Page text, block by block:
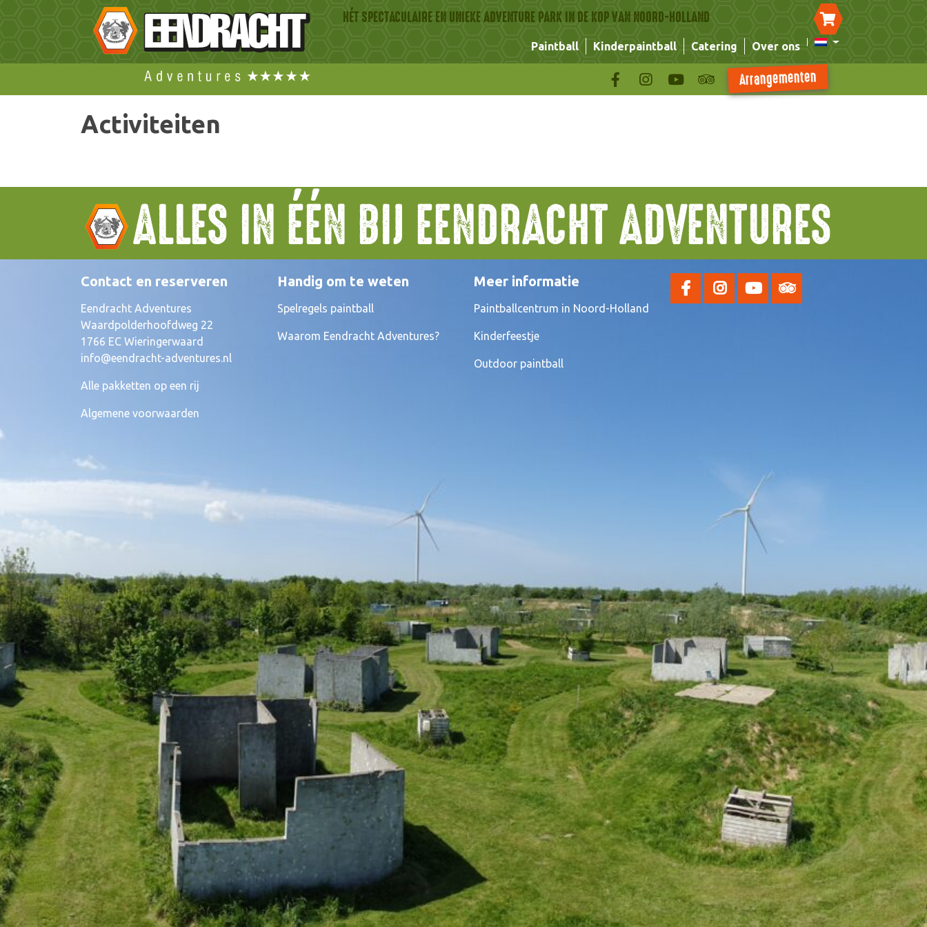
HÉT SPECTACULAIRE EN UNIEKE ADVENTURE PARK IN DE KOP VAN NOORD-HOLLAND
Paintball Kinderpaintball Catering Over ons
Arrangementen
Activiteiten
ALLES IN ÉÉN BIJ EENDRACHT ADVENTURES
Contact en reserveren
Eendracht Adventures
Waardpolderhoofdweg 22
1766 EC Wieringerwaard
info@eendracht-adventures.nl
Alle pakketten op een rij
Algemene voorwaarden
Handig om te weten
Spelregels paintball
Waarom Eendracht Adventures?
Meer informatie
Paintballcentrum in Noord-Holland
Kinderfeestje
Outdoor paintball